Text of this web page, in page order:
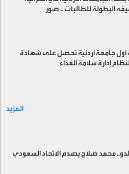
البطولة للطالبات .. صور
أول جامعة أردنية تحصل على شهادة
المزيد
محمد صلاح يصدم الاتحاد السعودي